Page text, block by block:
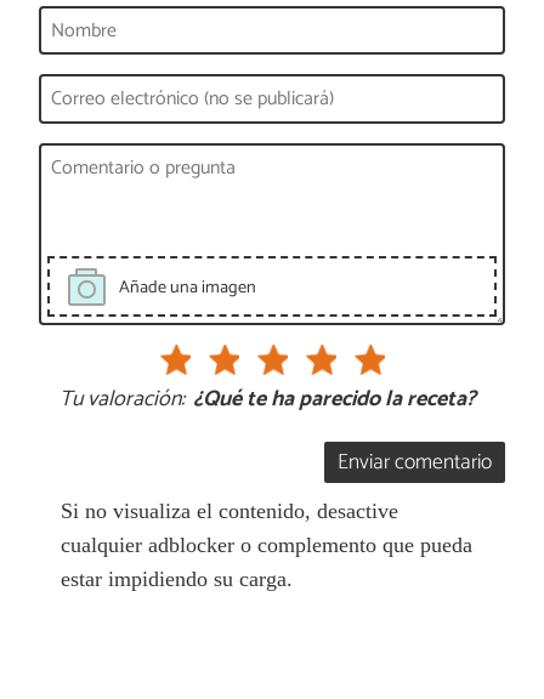
Añade una imagen
Tu valoración: ¿Qué te ha parecido la receta?
Enviar comentario
Si no visualiza el contenido, desactive
cualquier adblocker o complemento que pueda
estar impidiendo su carga.